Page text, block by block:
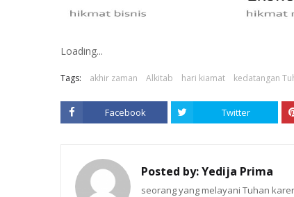
Loading...
Tags: akhir zaman Alkitab hari kiamat kedatangan
Facebook Twitter
Posted by:Yedija Prima
seorang yang melayani Tuhan